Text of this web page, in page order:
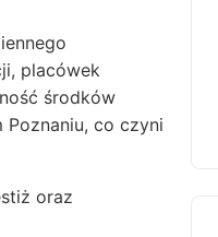
placówek
środków
Poznaniu, co czyni
oraz